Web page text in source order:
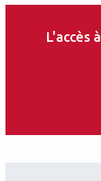
à corriger une
branche gauche (
L'accès